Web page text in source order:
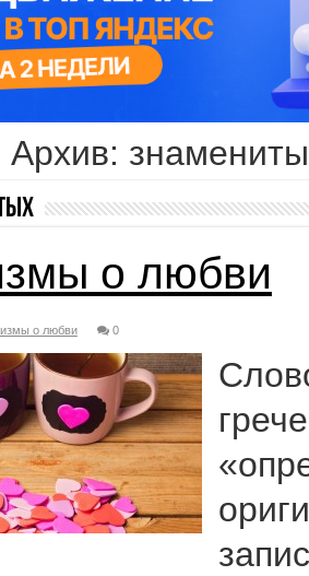
Архив:
о любви
о любви 0